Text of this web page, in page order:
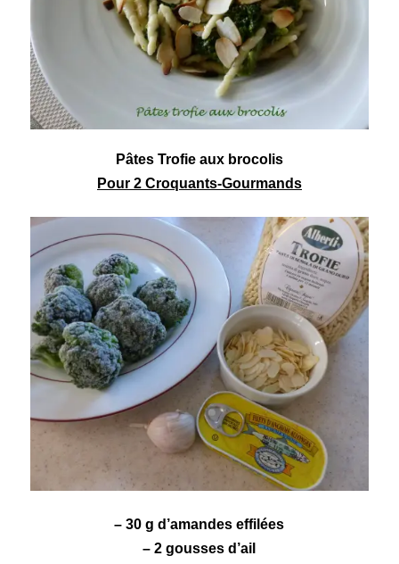
Pâtes Trofie aux brocolis
Pour 2 Croquants-Gourmands
– 30 g d’amandes effilées
– 2 gousses d’ail